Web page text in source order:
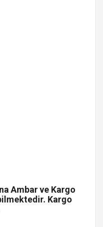
Ambar ve Kargo
Kargo